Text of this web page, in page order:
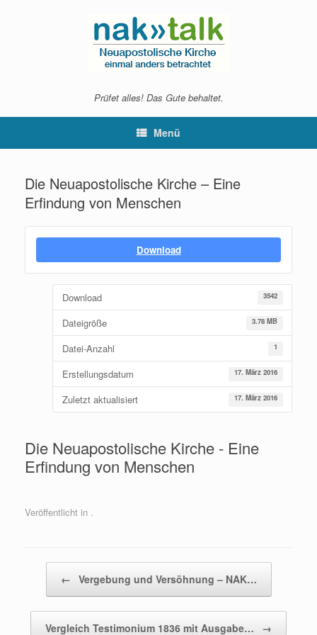
Prüfet alles! Das Gute behaltet.
Menü
Die Neuapostolische Kirche – Eine
Erfindung von Menschen
Download
Download 3542
Dateigröße 3.78 MB
Datei-Anzahl 1
Erstellungsdatum 17. März 2016
Zuletzt aktualisiert 17. März 2016
Die Neuapostolische Kirche - Eine
Erfindung von Menschen
Veröffentlicht in .
← Vergebung und Versöhnung – NAK…
Vergleich Testimonium 1836 mit Ausgabe… →